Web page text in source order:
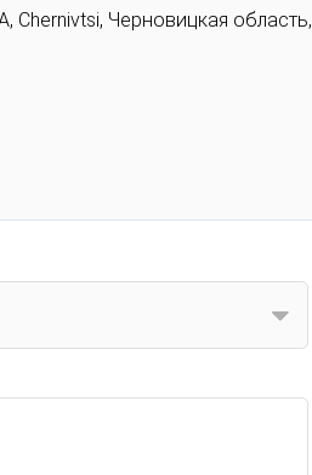
Chernivtsi, Черновицкая область,